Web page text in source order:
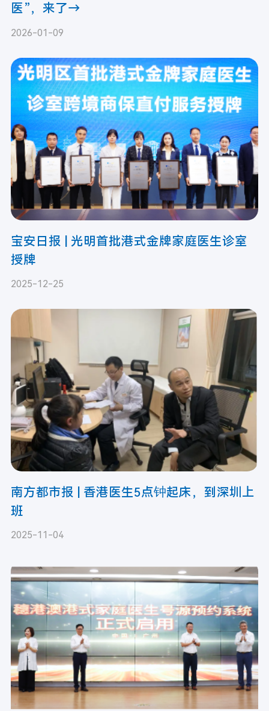
医”，来了→
2026-01-09
宝安日报 | 光明首批港式金牌家庭医生诊室
授牌
2025-12-25
南方都市报 | 香港医生5点钟起床，到深圳上
班
2025-11-04